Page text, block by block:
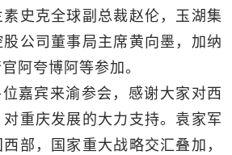
史克全球副总裁赵伦，玉湖集
公司董事局主席黄向墨，加纳
阿夸博阿等参加。
嘉宾来渝参会，感谢大家对西
重庆发展的大力支持。袁家军
部，国家重大战略交汇叠加，